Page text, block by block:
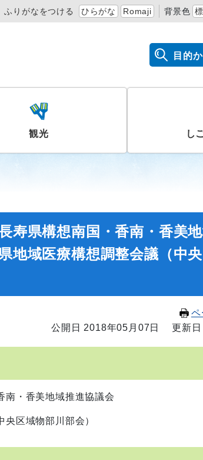
ふりがなをつける ひらがな Romaji 背景色
目的
観光 し
寿県構想南国・香南・香美
地域医療構想調整会議（中
ペ
公開日 2018年05月07日
更新
南・香美地域推進協議会
区域物部川部会）